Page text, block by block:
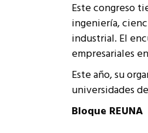
Cumplimiento
Este congreso
ingeniería,
industrial. El
empresariales
Este año, su
universidades
Bloque REUNA